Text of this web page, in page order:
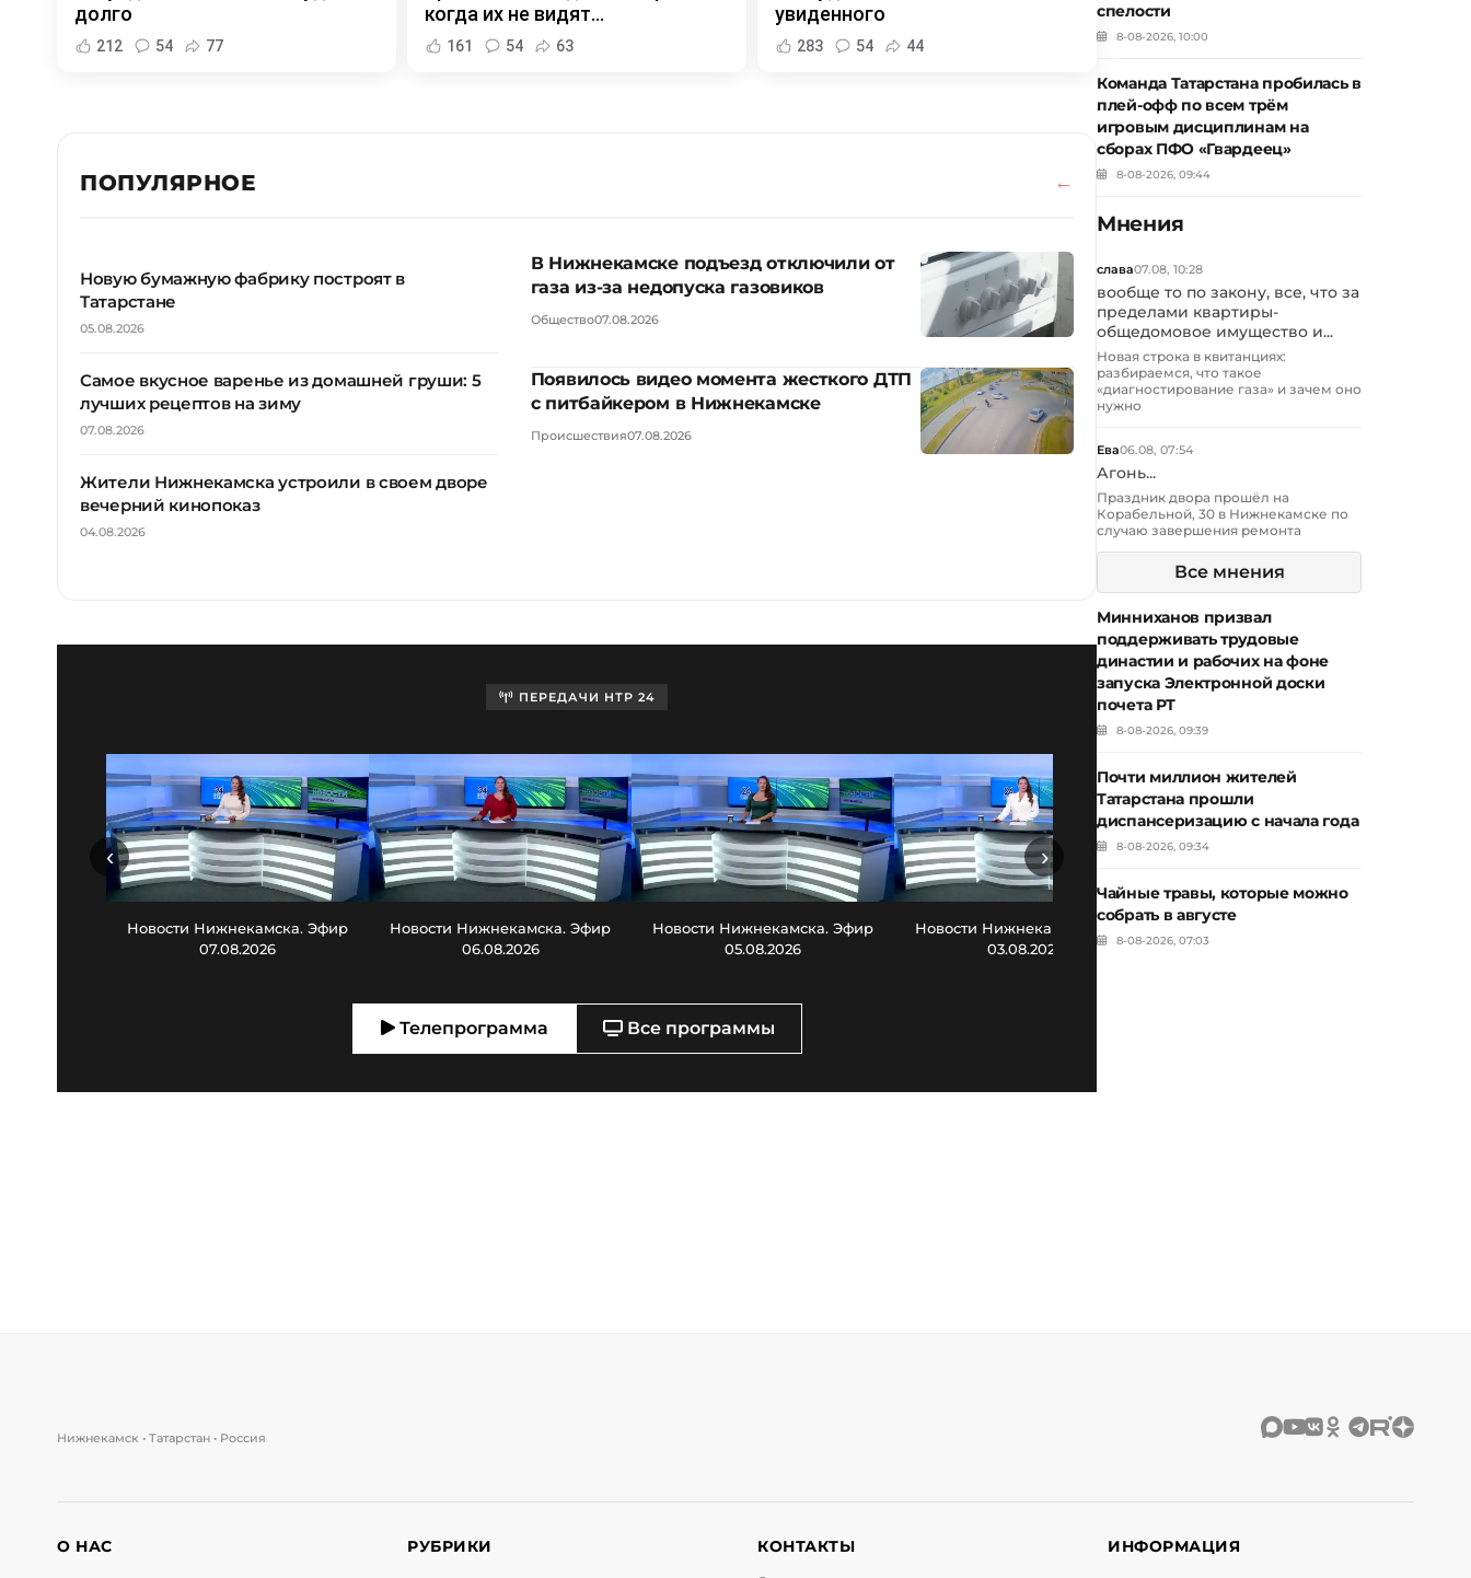
долго
212 54 77
когда их не видят...
161 54 63
увиденного
283 54 44
ПОПУЛЯРНОЕ
Новую бумажную фабрику построят в
Татарстане
05.08.2026
Самое вкусное варенье из домашней груши: 5
лучших рецептов на зиму
07.08.2026
Жители Нижнекамска устроили в своем дворе
вечерний кинопоказ
04.08.2026
В Нижнекамске подъезд отключили от
газа из-за недопуска газовиков
Общество07.08.2026
Появилось видео момента жесткого ДТП
с питбайкером в Нижнекамске
Происшествия07.08.2026
ПЕРЕДАЧИ НТР 24
Новости Нижнекамска. Эфир
07.08.2026
Новости Нижнекамска. Эфир
06.08.2026
Новости Нижнекамска. Эфир
05.08.2026
Новости Нижнекамска. Эфир
03.08.2026
Новости Нижнекамска. Эфир
‹ ›
Телепрограмма Все программы
спелости
8-08-2026, 10:00
Команда Татарстана пробилась в
плей-офф по всем трём
игровым дисциплинам на
сборах ПФО «Гвардеец»
8-08-2026, 09:44
Мнения
слава07.08, 10:28
вообще то по закону, все, что за
пределами квартиры-
общедомовое имущество и...
Новая строка в квитанциях:
разбираемся, что такое
«диагностирование газа» и зачем оно
нужно
Ева06.08, 07:54
Агонь...
Праздник двора прошёл на
Корабельной, 30 в Нижнекамске по
случаю завершения ремонта
Все мнения
Минниханов призвал
поддерживать трудовые
династии и рабочих на фоне
запуска Электронной доски
почета РТ
8-08-2026, 09:39
Почти миллион жителей
Татарстана прошли
диспансеризацию с начала года
8-08-2026, 09:34
Чайные травы, которые можно
собрать в августе
8-08-2026, 07:03
Нижнекамск • Татарстан • Россия
О НАС РУБРИКИ КОНТАКТЫ ИНФОРМАЦИЯ